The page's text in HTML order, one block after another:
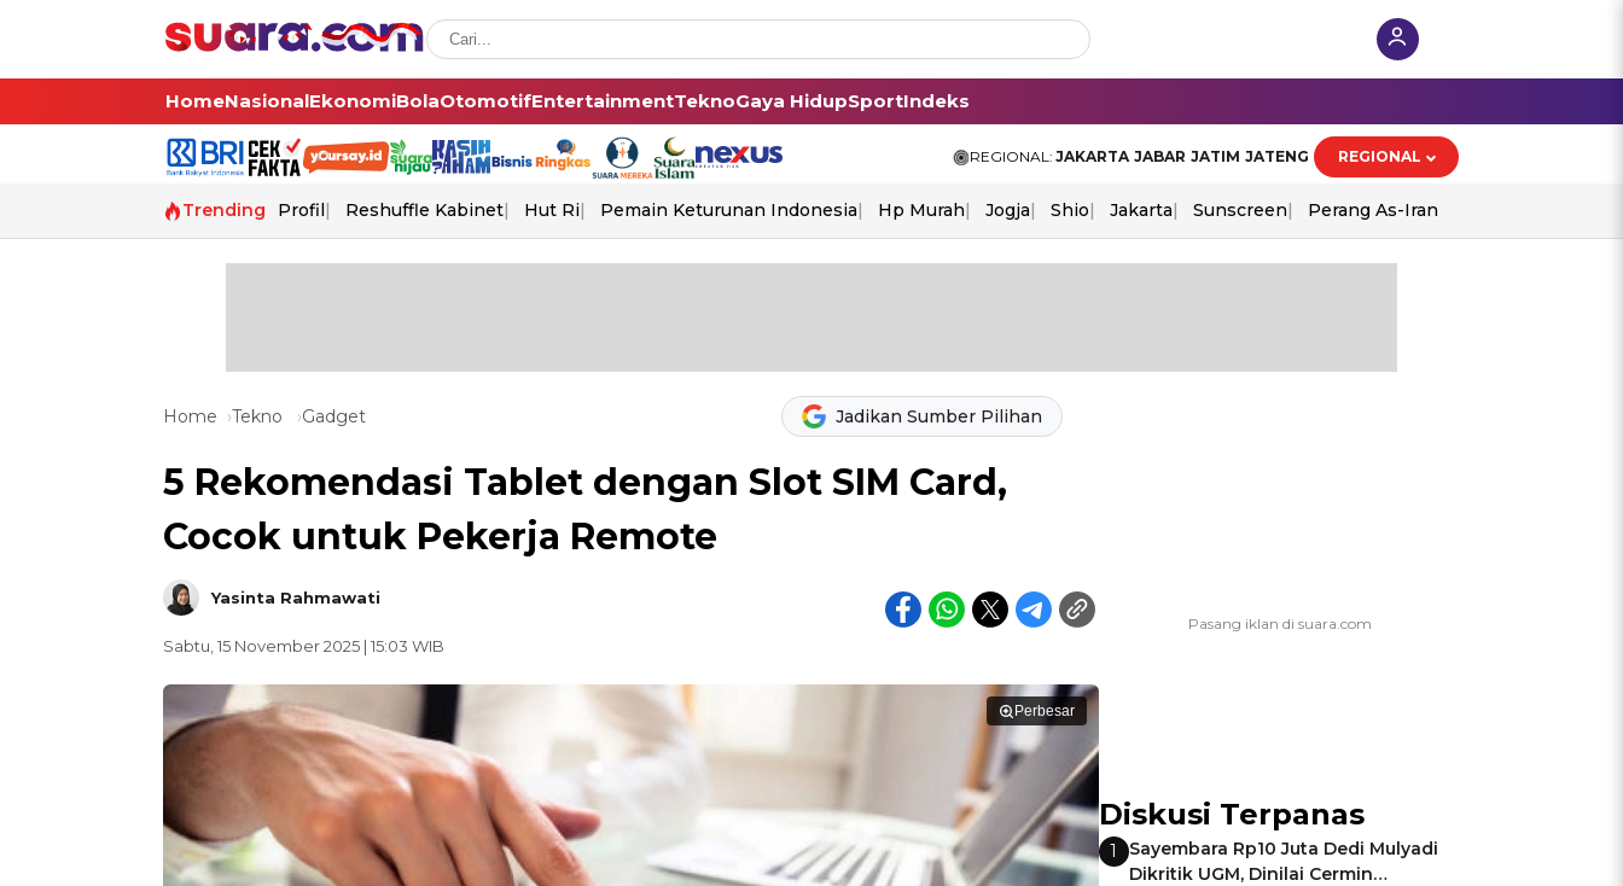
HomeNasionalEkonomiBolaOtomotifEntertainmentTeknoGaya HidupSportIndeks
REGIONAL: JAKARTA JABAR JATIM JATENG REGIONAL
Trending Profil Reshuffle Kabinet Hut Ri Pemain Keturunan Indonesia Hp Murah Jogja Shio Jakarta Sunscreen Perang As-Iran
Home Tekno Gadget Jadikan Sumber Pilihan
5 Rekomendasi Tablet dengan Slot SIM Card,
Cocok untuk Pekerja Remote
Yasinta Rahmawati
Sabtu, 15 November 2025 | 15:03 WIB
Perbesar
Diskusi Terpanas
1
Sayembara Rp10 Juta Dedi Mulyadi
Dikritik UGM, Dinilai Cermin